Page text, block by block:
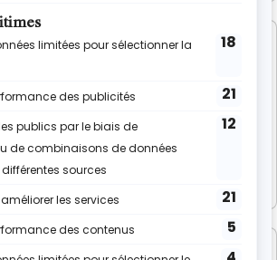
Goûters maison
(11 avis)
À LA MYRTILLE